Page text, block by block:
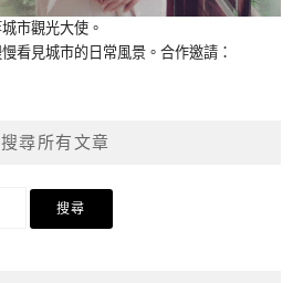
市觀光大使。
看見城市的日常風景。合作邀請：
搜尋所有文章